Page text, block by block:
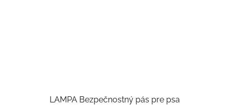
LAMPA Bezpečnostný pás pre psa